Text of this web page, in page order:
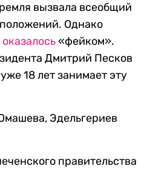
вызвала всеобщий
Однако
оказалось«фейком».
Дмитрий Песков
18 лет занимает эту
Эдельгериев
правительства